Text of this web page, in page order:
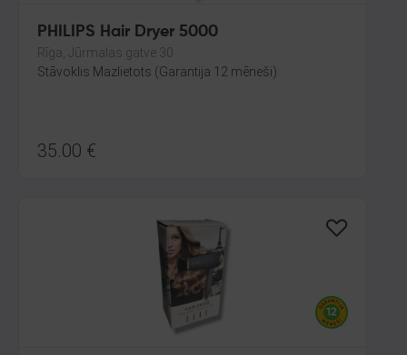
PHILIPS Hair Dryer 5000
Rīga, Jūrmalas gatve 30
Stāvoklis Mazlietots (Garantija 12 mēneši)
35.00 €